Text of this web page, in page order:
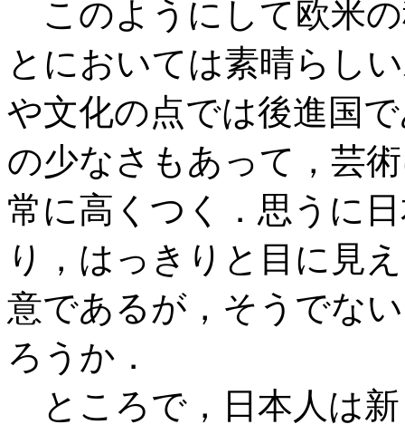
このようにして欧米
とにおいては素晴らし
や文化の点では後進国
の少なさもあって，芸
常に高くつく．思うに
り，はっきりと目に見
意であるが，そうでな
ろうか．
ところで，日本人は